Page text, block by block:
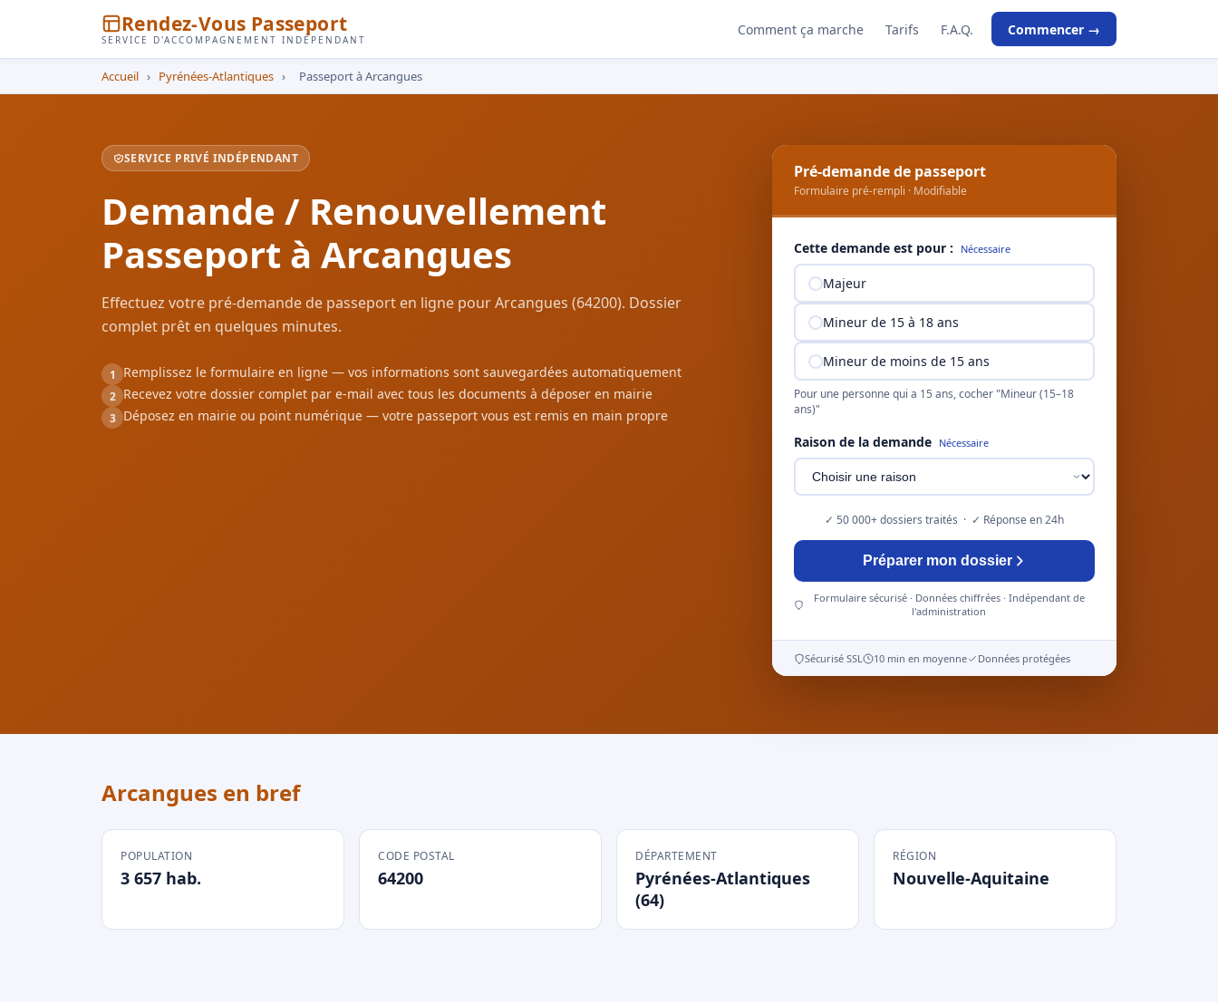
Rendez-Vous Passeport
SERVICE D'ACCOMPAGNEMENT INDÉPENDANT
Comment ça marche Tarifs F.A.Q. Commencer →
Accueil › Pyrénées-Atlantiques › Passeport à Arcangues
SERVICE PRIVÉ INDÉPENDANT
Demande / Renouvellement
Passeport à Arcangues
Effectuez votre pré-demande de passeport en ligne pour Arcangues (64200). Dossier
complet prêt en quelques minutes.
1 Remplissez le formulaire en ligne — vos informations sont sauvegardées automatiquement
2 Recevez votre dossier complet par e-mail avec tous les documents à déposer en mairie
3 Déposez en mairie ou point numérique — votre passeport vous est remis en main propre
Pré-demande de passeport
Formulaire pré-rempli · Modifiable
Cette demande est pour : Nécessaire
Majeur
Mineur de 15 à 18 ans
Mineur de moins de 15 ans
Pour une personne qui a 15 ans, cocher "Mineur (15–18
ans)"
Raison de la demande Nécessaire
✓ 50 000+ dossiers traités · ✓ Réponse en 24h
Préparer mon dossier
Formulaire sécurisé · Données chiffrées · Indépendant de
l'administration
Sécurisé SSL 10 min en moyenne Données protégées
Arcangues en bref
POPULATION
3 657 hab.
CODE POSTAL
64200
DÉPARTEMENT
Pyrénées-Atlantiques
(64)
RÉGION
Nouvelle-Aquitaine